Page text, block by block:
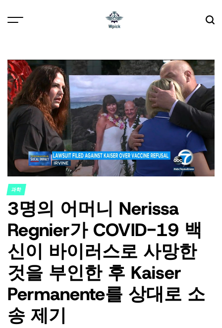
POSTED
IN
과학
3명의 어머니 Nerissa
Regnier가 COVID-19 백
신이 바이러스로 사망한
것을 부인한 후 Kaiser
Permanente를 상대로 소
송 제기